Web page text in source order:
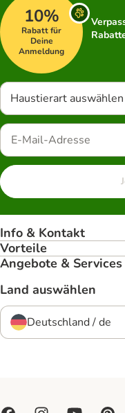
10%
Rabatt für
Deine
Anmeldung
Haustierart auswählen
Info & Kontakt
Vorteile
Angebote & Services
Land auswählen
Deutschland / de